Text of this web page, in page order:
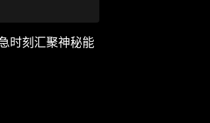
时刻汇聚神秘能